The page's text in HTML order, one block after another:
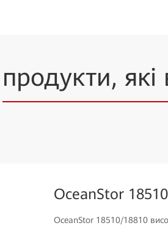
продукти, які
OceanStor
OceanStor 18510/18810